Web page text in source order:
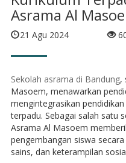
Asrama Al
21 Agu 2024
Sekolah asrama di Bandung,
Masoem, menawarkan
mengintegrasikan
terpadu. Sebagai salah satu
Asrama Al Masoem
pengembangan siswa
sains, dan keterampilan